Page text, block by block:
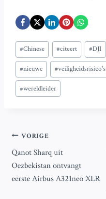
Bericht
tags:
#Chinese #citeert #DJI
#nieuwe #veiligheidsrisico's
#wereldleider
Bericht
navigatie
VORIGE
Qanot Sharq uit
Oezbekistan ontvangt
eerste Airbus A321neo XLR